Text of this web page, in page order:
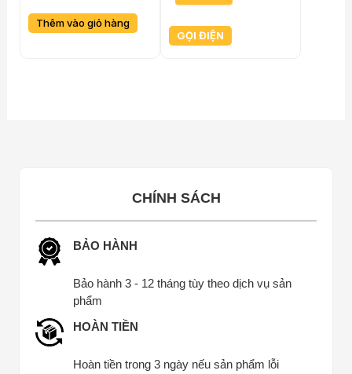
sản
trang
sản
phẩm
Thêm vào giỏ hàng
GỌI ĐIỆN
CHÍNH SÁCH
BẢO HÀNH
Bảo hành 3 - 12 tháng tùy theo dịch vụ sản
phẩm
HOÀN TIỀN
Hoàn tiền trong 3 ngày nếu sản phẩm lỗi